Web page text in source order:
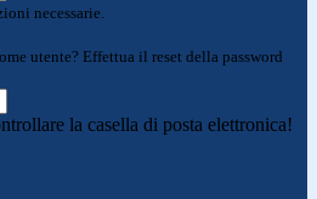
necessarie.
utente? Effettua il reset della password
la casella di posta elettronica!